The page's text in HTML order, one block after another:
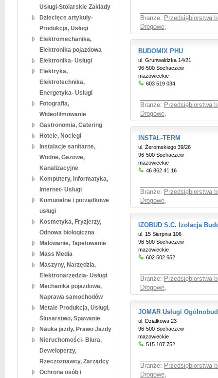
Usługi-Stolarskie Zakłady
Dziecięce artykuły-
Produkcja, Usługi
Elektromechanika,
Elektronika pojazdowa
Elektronika- Usługi
Elektryka,
Elektrotechnika,
Energetyka- Usługi
Fotografia,
Wideofilmowanie
Gastronomia, Catering
Hotele, Noclegi
Instalacje sanitarne,
Wodne, Gazowe,
Kanalizacyjne
Komputery, Informatyka,
Internet- Usługi
Komunalne i porządkowe
usługi
Kosmetyka, Fryzjerzy,
Odnowa biologiczna
Malowanie, Tapetowanie
Mass Media
Maszyny, Narzędzia,
Elektronarzędzia- Usługi
Mechanika pojazdowa,
Naprawa samochodów
Metale Produkcja, Usługi,
Ślusarstwo, Spawanie
Nauka jazdy, Prawo Jazdy
Nieruchomości- Biura,
Deweloperzy,
Rzeczoznawcy, Zarządcy
Ochrona osób i
Branże: Przedsiębiorstwa
Drogowe,
BUDOMIX PHU
ul. Grunwaldzka 14/21
96-500 Sochaczew
mazowieckie
603 519 034
Branże: Przedsiębiorstwa
Drogowe,
INSTAL-TERM
ul. Żeromskiego 39/26
96-500 Sochaczew
mazowieckie
46 862 41 16
Branże: Przedsiębiorstwa
Drogowe,
IZOBUD S.C. Izolacja
ul. 15 Sierpnia 106
96-500 Sochaczew
mazowieckie
602 502 652
Branże: Przedsiębiorstwa
Drogowe,
JOMAR Usługi
ul. Działkowa 23
96-500 Sochaczew
mazowieckie
515 107 752
Branże: Przedsiębiorstwa
Drogowe,